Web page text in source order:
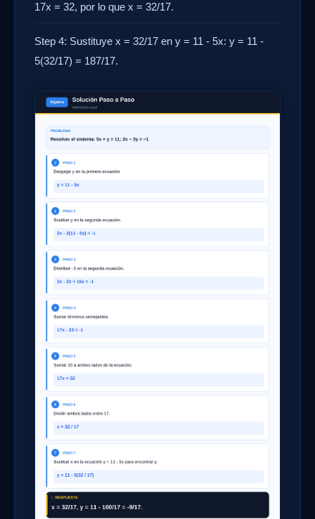
17x = 32, por lo que x = 32/17.
Step 4: Sustituye x = 32/17 en y = 11 - 5x: y = 11 -
5(32/17) = 187/17.